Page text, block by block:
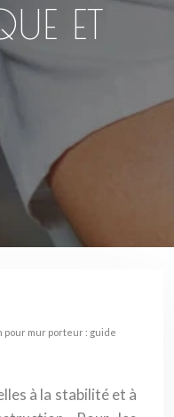
ET
pour mur porteur : guide
à la stabilité et à